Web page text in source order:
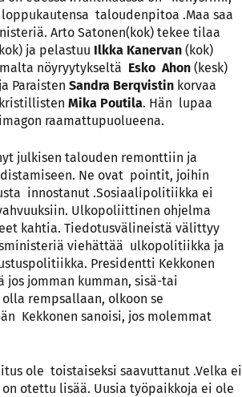
taloudenpitoa .Maa saa
Arto Satonen(kok) tekee tilaa
ja pelastuu Ilkka Kanervan (kok)
nöyryytykseltä Esko Ahon (kesk)
Paraisten Sandra Berqvistin korvaa
Mika Poutila. Hän lupaa
raamattupuolueena.
julkisen talouden remonttiin ja
Ne ovat pointit, joihin
innostanut .Sosiaalipolitiikka ei
Ulkopoliittinen ohjelma
kahtia. Tiedotusvälineistä välittyy
viehättää ulkopolitiikka ja
Presidentti Kekkonen
jos jomman kumman, sisä-tai
rempsallaan, olkoon se
Kekkonen sanoisi, jos molemmat
ole toistaiseksi saavuttanut .Velka ei
otettu lisää. Uusia työpaikkoja ei ole